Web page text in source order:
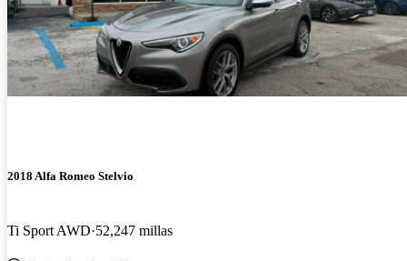
2018 Alfa Romeo Stelvio
Ti Sport AWD 52,247 millas